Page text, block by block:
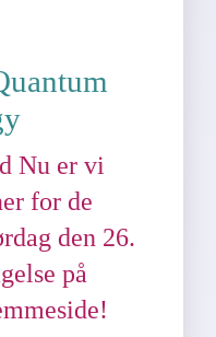
Nu er vi
for de
den 26.
på